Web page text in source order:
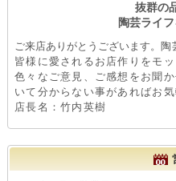
抜群の
陶芸ライ
ご来店ありがとうございます。 陶
皆様に愛されるお店作りをモ
色々なご意見、ご感想をお聞
いて分からない事があればお
店長名：竹内英樹